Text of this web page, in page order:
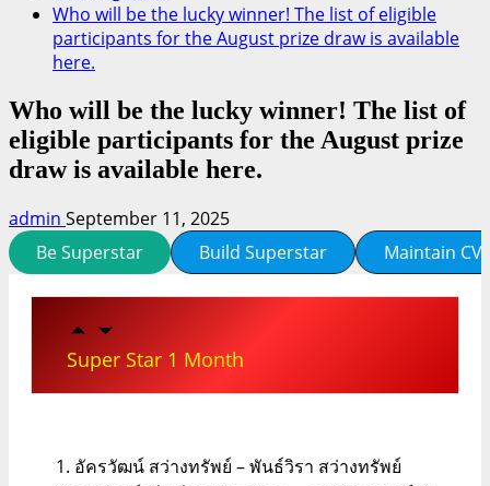
Who will be the lucky winner! The list of eligible
participants for the August prize draw is available
here.
Who will be the lucky winner! The list of
eligible participants for the August prize
draw is available here.
admin September 11, 2025
Be Superstar
Build Superstar Maintain CV
Super Star 1 Month
อัครวัฒน์ สว่างทรัพย์ – พันธ์วิรา สว่างทรัพย์